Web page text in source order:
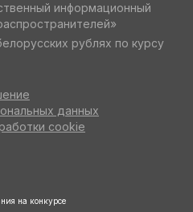
информационный
рублях по курсу
данных
cookie
на конкурсе